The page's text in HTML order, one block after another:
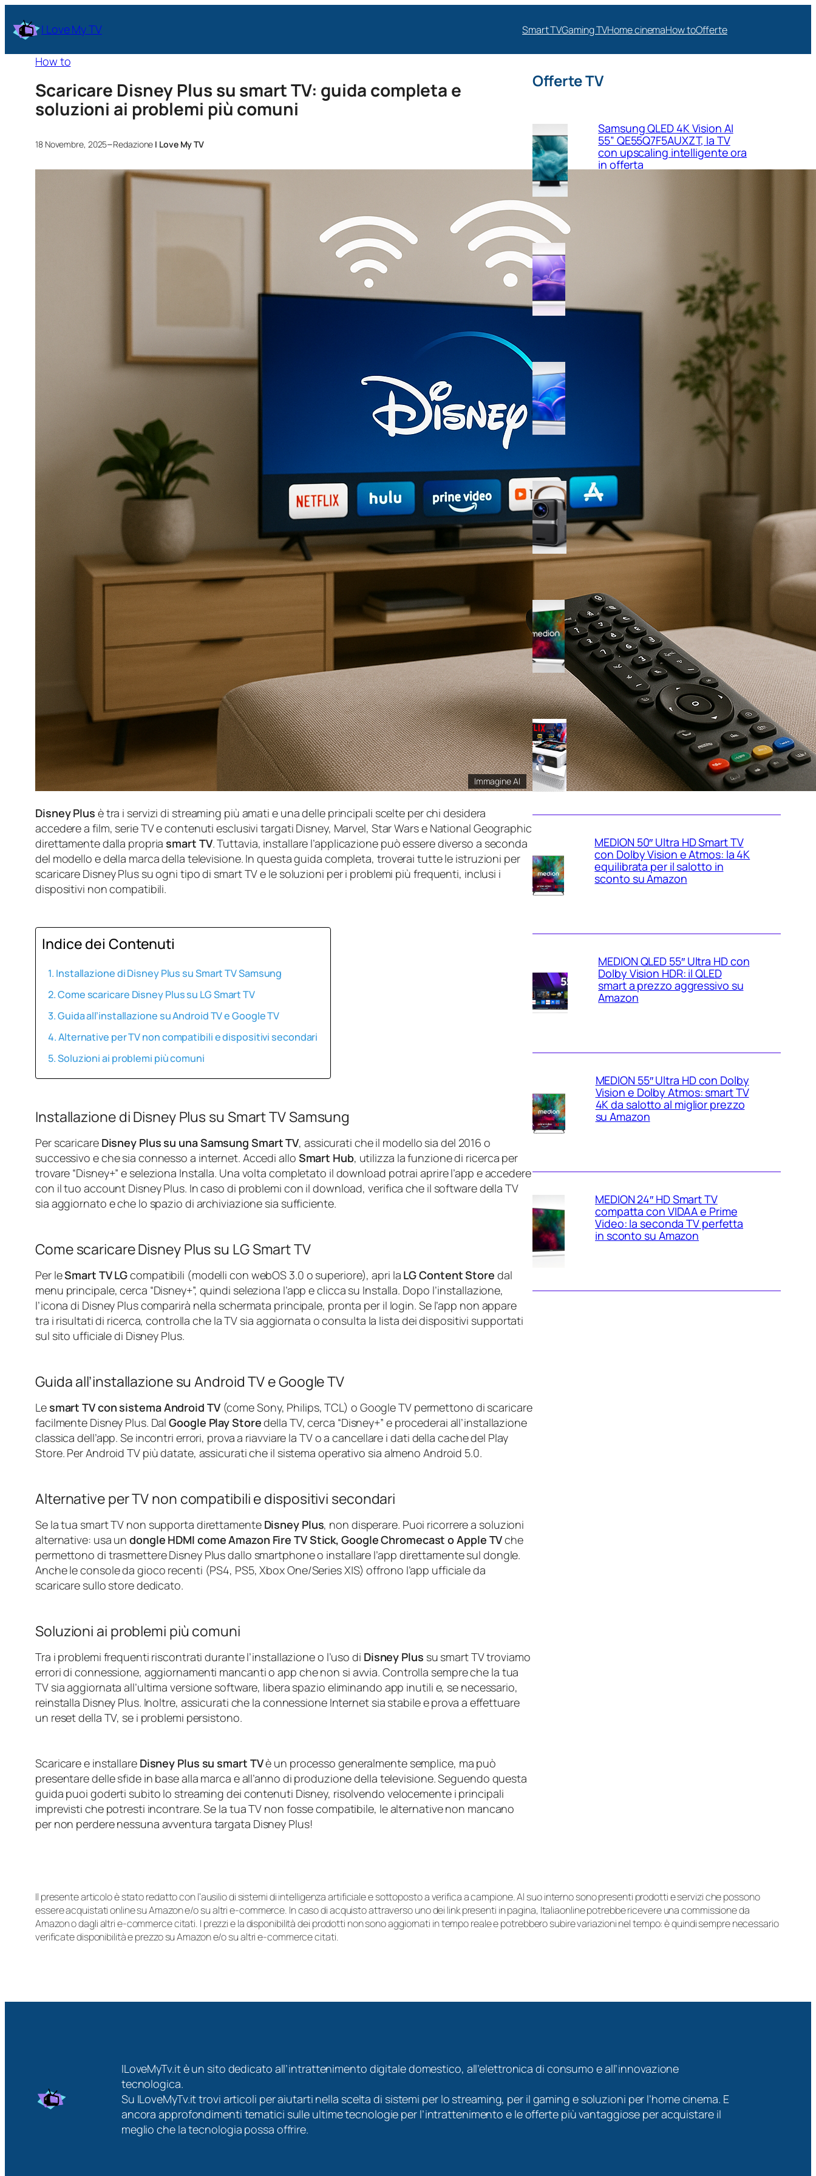
I Love My TV Smart TVGaming TVHome cinemaHow toOfferte
How to
Scaricare Disney Plus su smart TV: guida completa e
soluzioni ai problemi più comuni
18 Novembre, 2025–Redazione I Love My TV
Immagine AI
Disney Plus è tra i servizi di streaming più amati e una delle principali scelte per chi desidera
accedere a film, serie TV e contenuti esclusivi targati Disney, Marvel, Star Wars e National Geographic
direttamente dalla propriasmart TV. Tuttavia, installare l’applicazione può essere diverso a seconda
del modello e della marca della televisione. In questa guida completa, troverai tutte le istruzioni per
scaricare Disney Plus su ogni tipo di smart TV e le soluzioni per i problemi più frequenti, inclusi i
dispositivi non compatibili.
Indice dei Contenuti
Installazione di Disney Plus su Smart TV Samsung
Come scaricare Disney Plus su LG Smart TV
Guida all’installazione su Android TV e Google TV
Alternative per TV non compatibili e dispositivi secondari
Soluzioni ai problemi più comuni
Installazione di Disney Plus su Smart TV Samsung
Per scaricare Disney Plus su una Samsung Smart TV, assicurati che il modello sia del 2016 o
successivo e che sia connesso a internet. Accedi allo Smart Hub, utilizza la funzione di ricerca per
trovare “Disney+” e seleziona Installa. Una volta completato il download potrai aprire l’app e accedere
con il tuo account Disney Plus. In caso di problemi con il download, verifica che il software della TV
sia aggiornato e che lo spazio di archiviazione sia sufficiente.
Come scaricare Disney Plus su LG Smart TV
Per leSmart TV LGcompatibili (modelli con webOS 3.0 o superiore), apri la LG Content Store dal
menu principale, cerca “Disney+”, quindi seleziona l’app e clicca su Installa. Dopo l’installazione,
l’icona di Disney Plus comparirà nella schermata principale, pronta per il login. Se l’app non appare
tra i risultati di ricerca, controlla che la TV sia aggiornata o consulta la lista dei dispositivi supportati
sul sito ufficiale di Disney Plus.
Guida all’installazione su Android TV e Google TV
Lesmart TV con sistema Android TV(come Sony, Philips, TCL) o Google TV permettono di scaricare
facilmente Disney Plus. DalGoogle Play Storedella TV, cerca “Disney+” e procederai all’installazione
classica dell’app. Se incontri errori, prova a riavviare la TV o a cancellare i dati della cache del Play
Store. Per Android TV più datate, assicurati che il sistema operativo sia almeno Android 5.0.
Alternative per TV non compatibili e dispositivi secondari
Se la tua smart TV non supporta direttamente Disney Plus, non disperare. Puoi ricorrere a soluzioni
alternative: usa un dongle HDMI come Amazon Fire TV Stick, Google Chromecast o Apple TVche
permettono di trasmettere Disney Plus dallo smartphone o installare l’app direttamente sul dongle.
Anche le console da gioco recenti (PS4, PS5, Xbox One/Series X|S) offrono l’app ufficiale da
scaricare sullo store dedicato.
Soluzioni ai problemi più comuni
Tra i problemi frequenti riscontrati durante l’installazione o l’uso di Disney Plus su smart TV troviamo
errori di connessione, aggiornamenti mancanti o app che non si avvia. Controlla sempre che la tua
TV sia aggiornata all’ultima versione software, libera spazio eliminando app inutili e, se necessario,
reinstalla Disney Plus. Inoltre, assicurati che la connessione Internet sia stabile e prova a effettuare
un reset della TV, se i problemi persistono.
Scaricare e installare Disney Plus su smart TVè un processo generalmente semplice, ma può
presentare delle sfide in base alla marca e all’anno di produzione della televisione. Seguendo questa
guida puoi goderti subito lo streaming dei contenuti Disney, risolvendo velocemente i principali
imprevisti che potresti incontrare. Se la tua TV non fosse compatibile, le alternative non mancano
per non perdere nessuna avventura targata Disney Plus!
Offerte TV
Samsung QLED 4K Vision AI
55” QE55Q7F5AUXZT, la TV
con upscaling intelligente ora
in offerta
UE55U8090FUXZT, smart TV
sottile e luminosa in forte
sconto su Amazon
Samsung Crystal UHD 4K 55”
UE55U7000FUXZT, smart TV
2025 perfetta per il salotto a
WiMiUS proiettore portatile 4K
smart con Netflix ready, il mini
cinema tascabile in promo su
Amazon
Medion 55″ QLED 4K
MD855701, smart TV completa
con Dolby Vision e app
integrate in offerta su Amazon
Mini proiettore smart 4K con
WiFi 6 e touchscreen, il
compatto perfetto per il
cinema in ogni stanza
MEDION 50″ Ultra HD Smart TV
con Dolby Vision e Atmos: la 4K
equilibrata per il salotto in
sconto su Amazon
MEDION QLED 55″ Ultra HD con
Dolby Vision HDR: il QLED
smart a prezzo aggressivo su
Amazon
MEDION 55″ Ultra HD con Dolby
Vision e Dolby Atmos: smart TV
4K da salotto al miglior prezzo
su Amazon
MEDION 24″ HD Smart TV
compatta con VIDAA e Prime
Video: la seconda TV perfetta
in sconto su Amazon
Il presente articolo è stato redatto con l’ausilio di sistemi di intelligenza artificiale e sottoposto a verifica a campione. Al suo interno sono presenti prodotti e servizi che possono
essere acquistati online su Amazon e/o su altri e-commerce. In caso di acquisto attraverso uno dei link presenti in pagina, Italiaonline potrebbe ricevere una commissione da
Amazon o dagli altri e-commerce citati. I prezzi e la disponibilità dei prodotti non sono aggiornati in tempo reale e potrebbero subire variazioni nel tempo: è quindi sempre necessario
verificate disponibilità e prezzo su Amazon e/o su altri e-commerce citati.
ILoveMyTv.it è un sito dedicato all’intrattenimento digitale domestico, all’elettronica di consumo e all’innovazione
tecnologica.
Su ILoveMyTv.it trovi articoli per aiutarti nella scelta di sistemi per lo streaming, per il gaming e soluzioni per l’home cinema. E
ancora approfondimenti tematici sulle ultime tecnologie per l’intrattenimento e le offerte più vantaggiose per acquistare il
meglio che la tecnologia possa offrire.